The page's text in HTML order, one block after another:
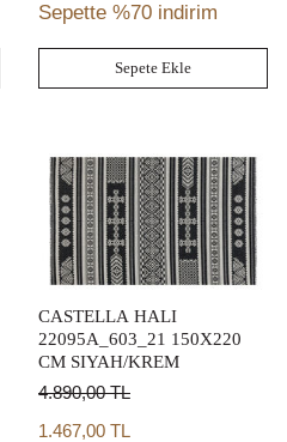
Sepette %70 indirim
Sepete Ekle
CASTELLA HALI
22095A_603_21 150X220
CM SIYAH/KREM
4.890,00TL
1.467,00 TL